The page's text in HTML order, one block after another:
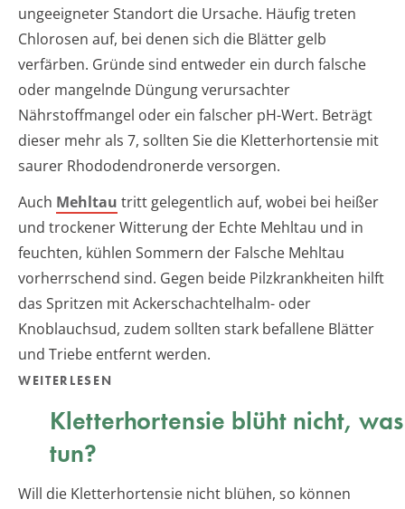
ungeeigneter Standort die Ursache. Häufig treten
Chlorosen auf, bei denen sich die Blätter gelb
verfärben. Gründe sind entweder ein durch falsche
oder mangelnde Düngung verursachter
Nährstoffmangel oder ein falscher pH-Wert. Beträgt
dieser mehr als 7, sollten Sie die Kletterhortensie mit
saurer Rhododendronerde versorgen.
Auch Mehltau tritt gelegentlich auf, wobei bei heißer
und trockener Witterung der Echte Mehltau und in
feuchten, kühlen Sommern der Falsche Mehltau
vorherrschend sind. Gegen beide Pilzkrankheiten hilft
das Spritzen mit Ackerschachtelhalm- oder
Knoblauchsud, zudem sollten stark befallene Blätter
und Triebe entfernt werden.
WEITERLESEN
Kletterhortensie blüht nicht, was
tun?
Will die Kletterhortensie nicht blühen, so können